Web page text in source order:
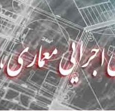
2 3 4 5